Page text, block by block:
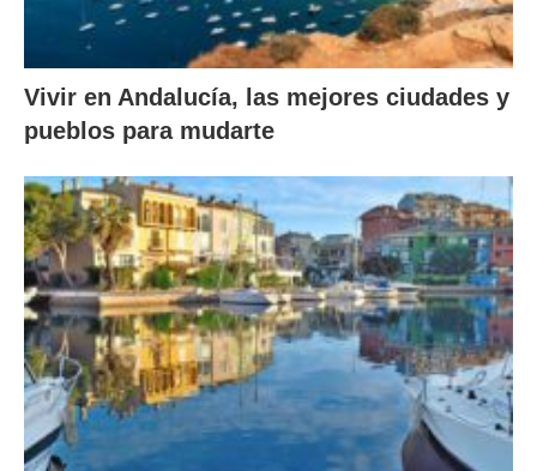
Vivir en Andalucía, las mejores ciudades y
pueblos para mudarte